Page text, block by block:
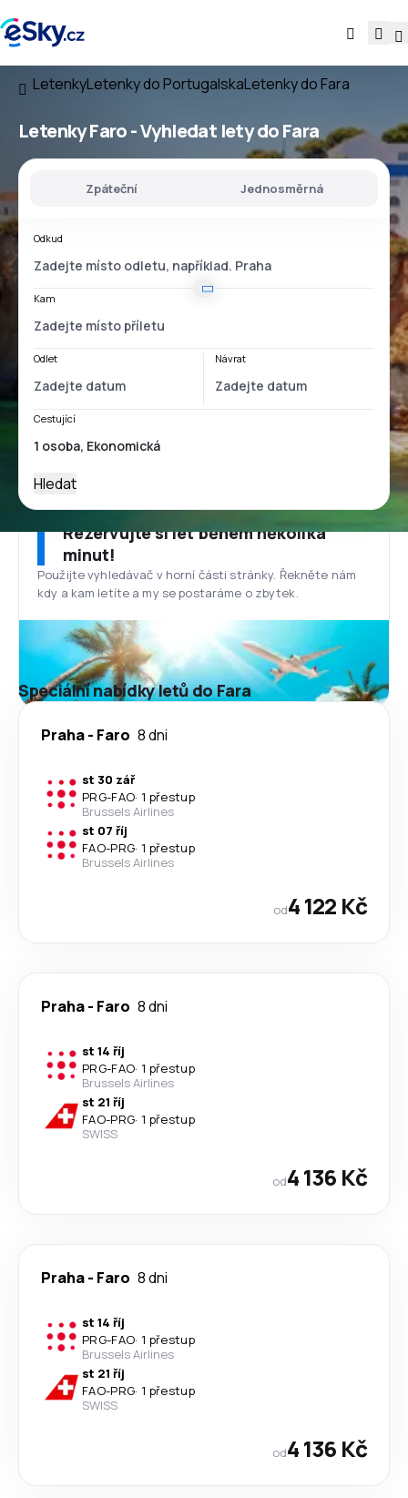
LetenkyLetenky do PortugalskaLetenky do Fara
Letenky Faro - Vyhledat lety do Fara
Zpáteční Jednosměrná
Odkud
Kam
Odlet Návrat
Cestující
Hledat
Rezervujte si let během několika
minut!
Použijte vyhledávač v horní části stránky. Řekněte nám
kdy a kam letíte a my se postaráme o zbytek.
Speciální nabídky letů do Fara
Praha- Faro 8 dni
st 30 zář
PRG-FAO· 1 přestup
Brussels Airlines
st 07 říj
FAO-PRG· 1 přestup
Brussels Airlines
od4 122 Kč
Praha- Faro 8 dni
st 14 říj
PRG-FAO· 1 přestup
Brussels Airlines
st 21 říj
FAO-PRG· 1 přestup
SWISS
od4 136 Kč
Praha- Faro 8 dni
st 14 říj
PRG-FAO· 1 přestup
Brussels Airlines
st 21 říj
FAO-PRG· 1 přestup
SWISS
od4 136 Kč